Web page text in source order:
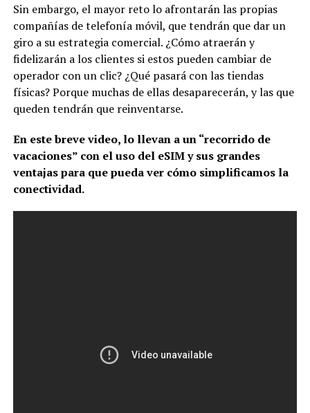
Sin embargo, el mayor reto lo afrontarán las propias
compañías de telefonía móvil, que tendrán que dar un
giro a su estrategia comercial. ¿Cómo atraerán y
fidelizarán a los clientes si estos pueden cambiar de
operador con un clic? ¿Qué pasará con las tiendas
físicas? Porque muchas de ellas desaparecerán, y las que
queden tendrán que reinventarse.
En este breve video, lo llevan a un “recorrido de
vacaciones” con el uso del eSIM y sus grandes
ventajas para que pueda ver cómo simplificamos la
conectividad.